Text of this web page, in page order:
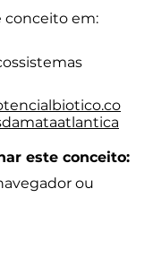
conceito em:
este conceito:
ou